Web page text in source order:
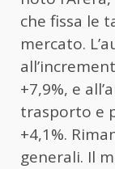
che fissa le
mercato.
+7,9%, e
trasporto e
+4,1%.
generali. Il